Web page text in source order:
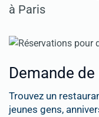
à Paris
Demande
Trouvez un
jeunes gens,